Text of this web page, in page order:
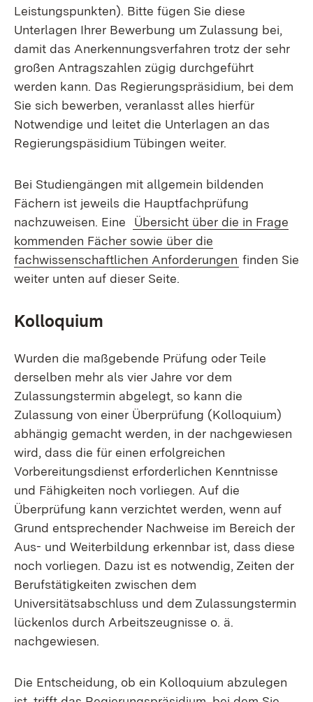
Leistungspunkten). Bitte fügen Sie diese
Unterlagen Ihrer Bewerbung um Zulassung bei,
damit das Anerkennungsverfahren trotz der sehr
großen Antragszahlen zügig durchgeführt
werden kann. Das Regierungspräsidium, bei dem
Sie sich bewerben, veranlasst alles hierfür
Notwendige und leitet die Unterlagen an das
Regierungspäsidium Tübingen weiter.
Bei Studiengängen mit allgemein bildenden
Fächern ist jeweils die Hauptfachprüfung
nachzuweisen. Eine
Übersicht über die in Frage
kommenden Fächer sowie über die
fachwissenschaftlichen Anforderungen finden Sie
weiter unten auf dieser Seite.
Kolloquium
Wurden die maßgebende Prüfung oder Teile
derselben mehr als vier Jahre vor dem
Zulassungstermin abgelegt, so kann die
Zulassung von einer Überprüfung (Kolloquium)
abhängig gemacht werden, in der nachgewiesen
wird, dass die für einen erfolgreichen
Vorbereitungsdienst erforderlichen Kenntnisse
und Fähigkeiten noch vorliegen. Auf die
Überprüfung kann verzichtet werden, wenn auf
Grund entsprechender Nachweise im Bereich der
Aus- und Weiterbildung erkennbar ist, dass diese
noch vorliegen. Dazu ist es notwendig, Zeiten der
Berufstätigkeiten zwischen dem
Universitätsabschluss und dem Zulassungstermin
lückenlos durch Arbeitszeugnisse o. ä.
nachgewiesen.
Die Entscheidung, ob ein Kolloquium abzulegen